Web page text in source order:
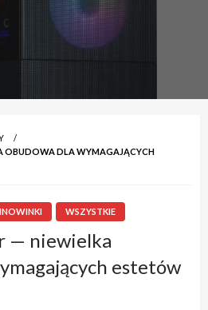
OBUDOWA DLA WYMAGAJĄCYCH
WSZYSTKIE
— niewielka
estetów